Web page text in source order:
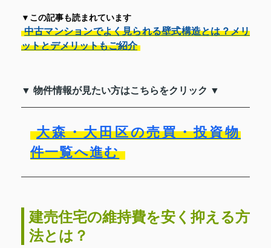
▼この記事も読まれています
中古マンションでよく見られる壁式構造とは？メリ
ットとデメリットもご紹介
▼ 物件情報が見たい方はこちらをクリック ▼
大森・大田区の売買・投資物
件一覧へ進む
建売住宅の維持費を安く抑える方
法とは？